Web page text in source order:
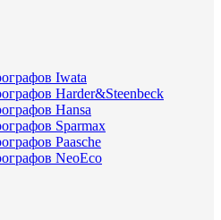
Iwata
Harder&Steenbeck
Hansa
Sparmax
Paasche
NeoEco